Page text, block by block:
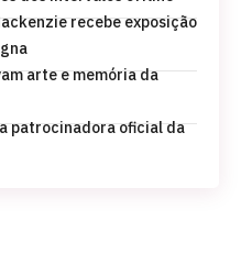
recebe exposição
arte e memória da
patrocinadora oficial da